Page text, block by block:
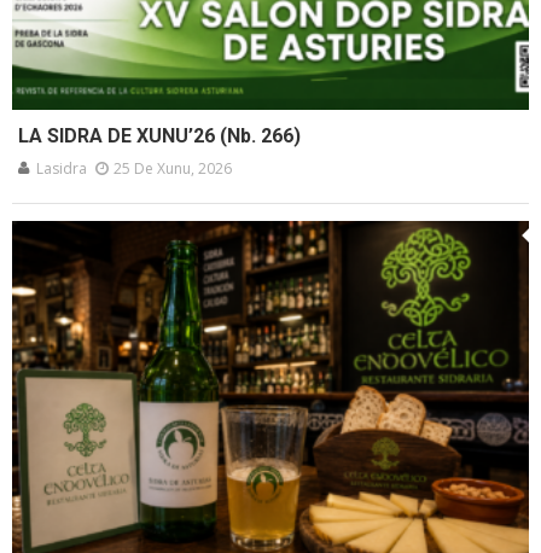
LA SIDRA DE XUNU’26 (Nb. 266)
Lasidra 25 De Xunu, 2026